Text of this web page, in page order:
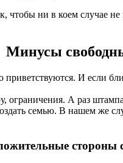
ни в коем случае
Минусы
И если
ограничения. А раз
семью. В нашем же
стороны